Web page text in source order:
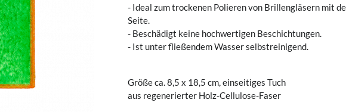
- Ideal zum trockenen Polieren von Brillengläsern mit
Seite.
- Beschädigt keine hochwertigen Beschichtungen.
- Ist unter fließendem Wasser selbstreinigend.
Größe ca. 8,5 x 18,5 cm, einseitiges Tuch
aus regenerierter Holz-Cellulose-Faser